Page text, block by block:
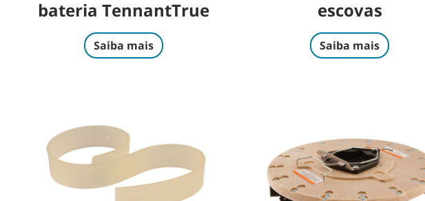
bateria TennantTrue
Saiba mais
escovas
Saiba mais